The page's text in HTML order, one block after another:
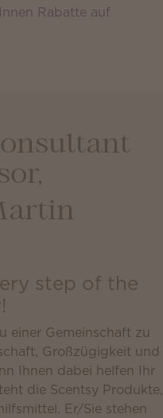
Rabatte auf
step of the
einer Gemeinschaft zu
Großzügigkeit und
Ihnen dabei helfen Ihr
die Scentsy Produkte,
Er/Sie stehen